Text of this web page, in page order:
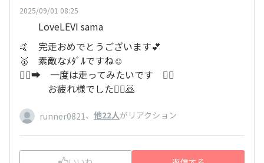
2025/09/01 08:25
LoveLEVI sama
🤙 完走おめでとうございます💕
🥇 素敵なﾒﾀﾞﾙですね☺️
🏃‍♀️‍➡️ 一度は走ってみたいです 🏃‍♂️
お疲れ様でした🙇‍♀️🙇
runner0821 、 他22人がリアクション